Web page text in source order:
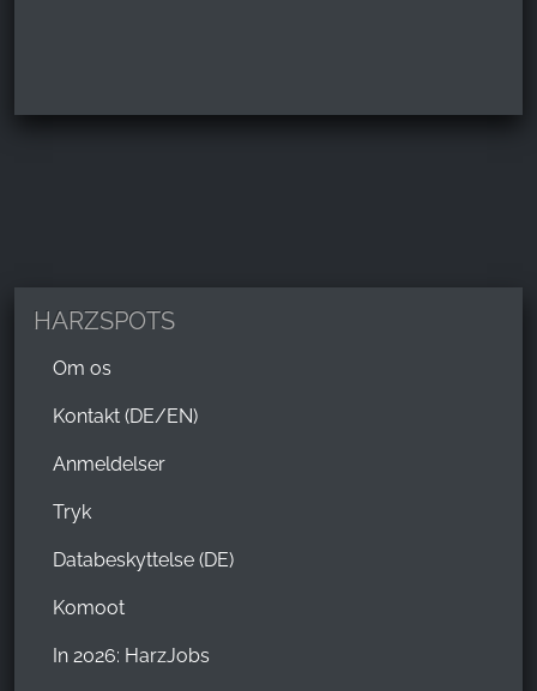
HARZSPOTS
Om os
Kontakt (DE/EN)
Anmeldelser
Tryk
Databeskyttelse (DE)
Komoot
In 2026: HarzJobs